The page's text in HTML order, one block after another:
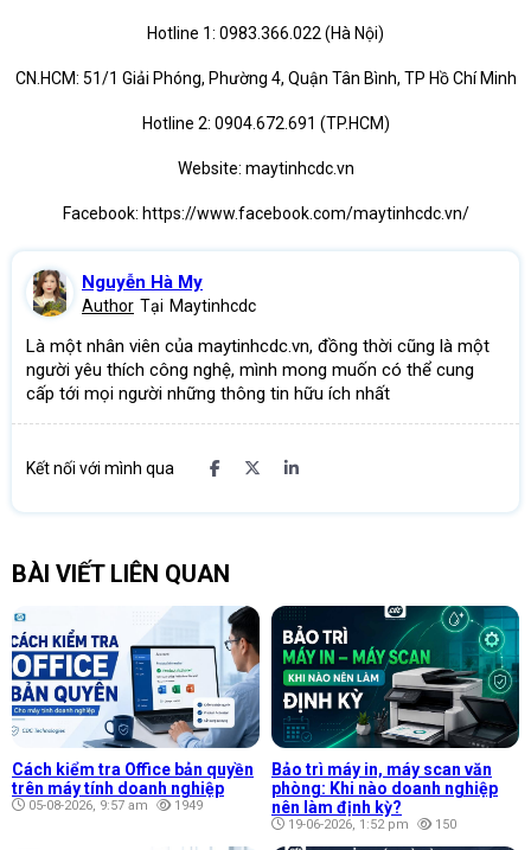
Hotline 1: 0983.366.022 (Hà Nội)
CN.HCM: 51/1 Giải Phóng, Phường 4, Quận Tân Bình, TP Hồ Chí Minh
Hotline 2: 0904.672.691 (TP.HCM)
Website: maytinhcdc.vn
Facebook: https://www.facebook.com/maytinhcdc.vn/
Nguyễn Hà My
Author Tại Maytinhcdc
Là một nhân viên của maytinhcdc.vn, đồng thời cũng là một
người yêu thích công nghệ, mình mong muốn có thể cung
cấp tới mọi người những thông tin hữu ích nhất
Kết nối với mình qua
BÀI VIẾT LIÊN QUAN
Cách kiểm tra Office bản quyền
trên máy tính doanh nghiệp
05-08-2026, 9:57 am 1949
Bảo trì máy in, máy scan văn
phòng: Khi nào doanh nghiệp
nên làm định kỳ?
19-06-2026, 1:52 pm 150